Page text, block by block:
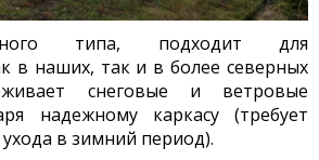
типа, подходит для
в наших, так и в более северных
снеговые и ветровые
надежному каркасу (требует
в зимний период).